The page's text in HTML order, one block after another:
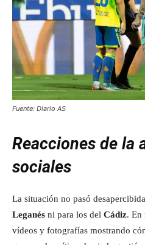
Fuente: Diario AS
Reacciones de la
sociales
La situación no pasó
Leganés ni para los del Cádiz. En
vídeos y fotografías mostrando